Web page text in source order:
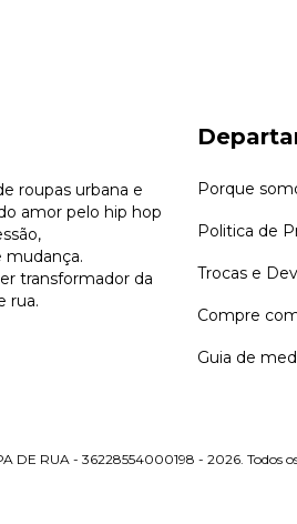
roupas urbana e
amor pelo hip hop
mudança.
transformador da
rua.
Porque
Politica de
Trocas e
Compre
Guia de
DE RUA - 36228554000198 - 2026. Todos